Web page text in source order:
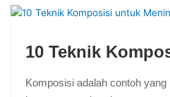
10 Teknik
Komposisi adalah contoh yang